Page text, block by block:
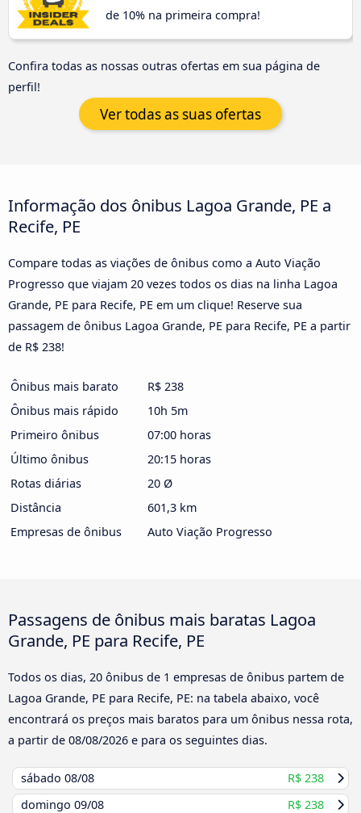
de 10% na primeira compra!
Confira todas as nossas outras ofertas em sua página de
perfil!
Ver todas as suas ofertas
Informação dos ônibus Lagoa Grande, PE a
Recife, PE
Compare todas as viações de ônibus como a Auto Viação
Progresso que viajam 20 vezes todos os dias na linha Lagoa
Grande, PE para Recife, PE em um clique! Reserve sua
passagem de ônibus Lagoa Grande, PE para Recife, PE a partir
de R$ 238!
Ônibus mais barato
R$ 238
Ônibus mais rápido
10h 5m
Primeiro ônibus
07:00 horas
Último ônibus
20:15 horas
Rotas diárias
20 Ø
Distância
601,3 km
Empresas de ônibus
Auto Viação Progresso
Passagens de ônibus mais baratas Lagoa
Grande, PE para Recife, PE
Todos os dias, 20 ônibus de 1 empresas de ônibus partem de
Lagoa Grande, PE para Recife, PE: na tabela abaixo, você
encontrará os preços mais baratos para um ônibus nessa rota,
a partir de 08/08/2026 e para os seguintes dias.
sábado 08/08
R$ 238
domingo 09/08
R$ 238